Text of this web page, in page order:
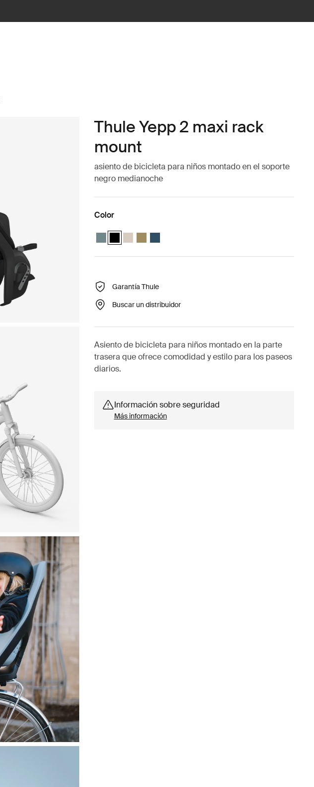
Thule Yepp 2 maxi rack
mount
asiento de bicicleta para niños montado en el soporte
negro medianoche
Color
Thule Yepp 2 maxi Azul medio
Thule Yepp 2 maxi Negro medianoche (selected)
Thule Yepp 2 maxi Arena suave
Thule Yepp 2 maxi Verde nutria
Thule Yepp 2 maxi Majolica Blue
Garantía Thule
Buscar un distribuidor
Asiento de bicicleta para niños montado en la parte
trasera que ofrece comodidad y estilo para los paseos
diarios.
Información sobre seguridad
Más información